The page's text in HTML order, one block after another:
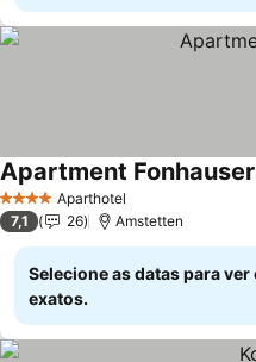
4 EstrelasAparthotel
Apartment Fonhauser
7,1 26 Amstetten
Selecione as datas para
exatos.